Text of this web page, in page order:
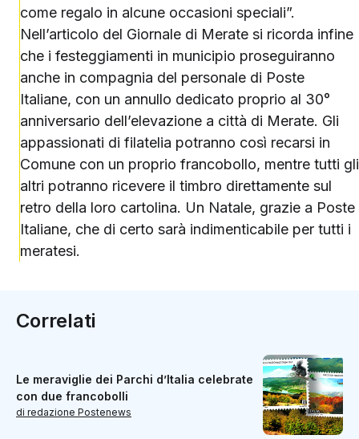
come regalo in alcune occasioni speciali”.
Nell’articolo del Giornale di Merate si ricorda infine
che i festeggiamenti in municipio proseguiranno
anche in compagnia del personale di Poste
Italiane, con un annullo dedicato proprio al 30°
anniversario dell’elevazione a città di Merate. Gli
appassionati di filatelia potranno così recarsi in
Comune con un proprio francobollo, mentre tutti gli
altri potranno ricevere il timbro direttamente sul
retro della loro cartolina. Un Natale, grazie a Poste
Italiane, che di certo sarà indimenticabile per tutti i
meratesi.
Correlati
Le meraviglie dei Parchi d’Italia celebrate
con due francobolli
di redazione Postenews